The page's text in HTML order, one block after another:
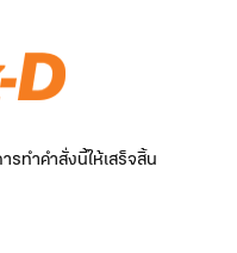
ทำคำสั่งนี้ให้เสร็จสิ้น